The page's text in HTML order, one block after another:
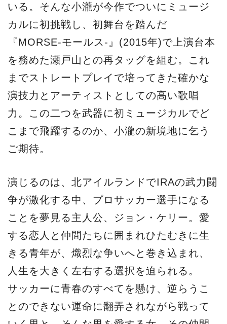
いる。そんな小瀧が今作でついにミュージ
カルに初挑戦し、初舞台を踏んだ
『MORSE-モールス-』(2015年)で上演台本
を務めた瀬戸山との再タッグを組む。これ
までストレートプレイで培ってきた確かな
演技力とアーティストとしての高い歌唱
力。この二つを武器に初ミュージカルでど
こまで飛躍するのか、小瀧の新境地に乞う
ご期待。
演じるのは、北アイルランドでIRAの武力闘
争が激化する中、プロサッカー選手になる
ことを夢見る主人公、ジョン・ケリー。愛
する恋人と仲間たちに囲まれひたむきに生
きる青年が、熾烈な争いへと巻き込まれ、
人生を大きく左右する選択を迫られる。
サッカーに青春のすべてを懸け、逆らうこ
とのできない運命に翻弄されながら戦って